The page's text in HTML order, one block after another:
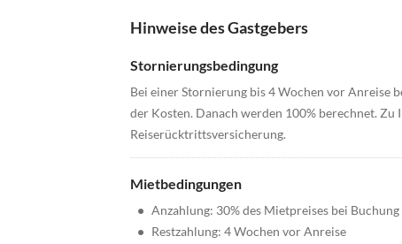
Hinweise des Gastgebers
Stornierungsbedingung
Bei einer Stornierung bis 4 Wochen vor Anreise
der Kosten. Danach werden 100% berechnet.
Reiserücktrittsversicherung.
Mietbedingungen
• Anzahlung: 30% des Mietpreises bei Buchung
• Restzahlung: 4 Wochen vor Anreise